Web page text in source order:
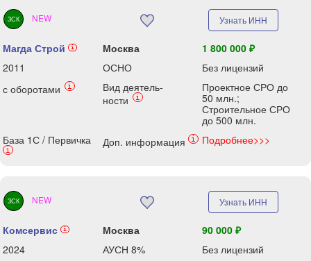
ЗСК NEW Узнать ИНН
Магда Строй i Москва
1 800 000 ₽
2011
ОСНО
Без лицензий
с оборотами
i
Вид деятель-
ности
i
Проектное СРО до
50 млн.;
Строительное СРО
до 500 млн.
База 1С / Первичка
i
Доп. информация i Подробнее>>>
ЗСК NEW Узнать ИНН
Комсервис i Москва
90 000 ₽
2024
АУСН 8%
Без лицензий